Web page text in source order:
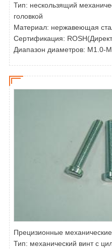
Тип: нескользящий
головкой
Материал: нержавеющая
Сертификация:
Диапазон диаметров: M1.0-
Прецизионные
Тип: механический винт с